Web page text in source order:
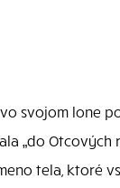
svojom lone
„do Otcových
tela, ktoré